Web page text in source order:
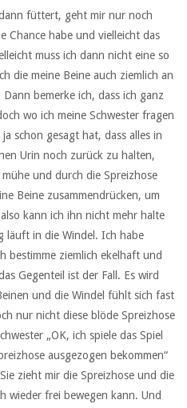
füttert, geht mir nur noch
Chance habe und vielleicht das
muss ich dann nicht eine so
die meine Beine auch ziemlich an
bemerke ich, dass ich ganz
wo ich meine Schwester fragen
schon gesagt hat, dass alles in
Urin noch zurück zu halten,
und durch die Spreizhose
Beine zusammendrücken, um
kann ich ihn nicht mehr halte
läuft in die Windel. Ich habe
bestimme ziemlich ekelhaft und
Gegenteil ist der Fall. Es wird
und die Windel fühlt sich fast
nur nicht diese blöde Spreizhose
„OK, ich spiele das Spiel
ausgezogen bekommen“
zieht mir die Spreizhose und die
wieder frei bewegen kann. Und